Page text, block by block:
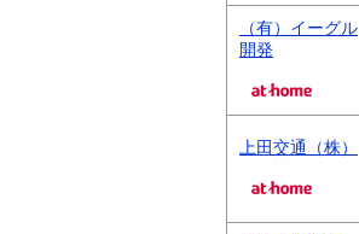
（有）イーグル
開発
上田交通（株）